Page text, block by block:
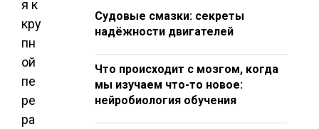
я к
кру
пн
ой
пе
ре
ра
Судовые смазки: секреты
надёжности двигателей
Что происходит с мозгом, когда
мы изучаем что-то новое:
нейробиология обучения